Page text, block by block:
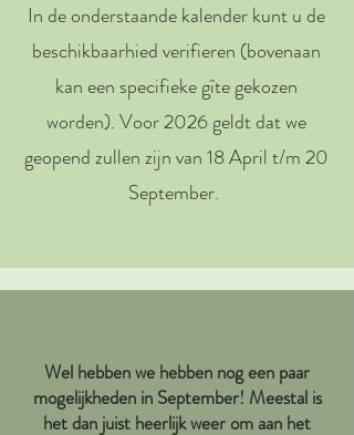
In de onderstaande kalender kunt u de
beschikbaarhied verifieren (bovenaan
kan een specifieke gîte gekozen
worden). Voor 2026 geldt dat we
geopend zullen zijn van 18 April t/m 20
September.
Wel hebben we hebben nog een paar
mogelijkheden in September! Meestal is
het dan juist heerlijk weer om aan het